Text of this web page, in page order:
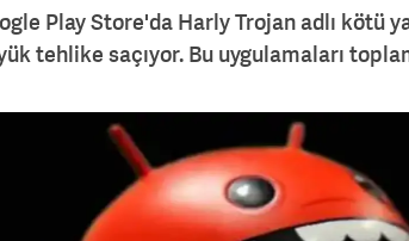
Play Store'da Harly Trojan adlı kötü
tehlike saçıyor. Bu uygulamaları